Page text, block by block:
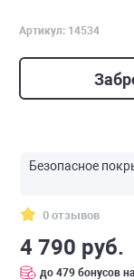
Артикул: 14534
Безопасное
0 отзывов
4 790 руб.
до 479 бонусов